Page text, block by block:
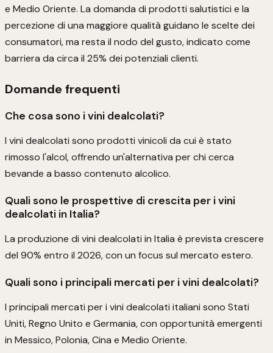
e Medio Oriente. La domanda di prodotti salutistici e la
percezione di una maggiore qualità guidano le scelte dei
consumatori, ma resta il nodo del gusto, indicato come
barriera da circa il 25% dei potenziali clienti.
Domande frequenti
Che cosa sono i vini dealcolati?
I vini dealcolati sono prodotti vinicoli da cui è stato
rimosso l'alcol, offrendo un'alternativa per chi cerca
bevande a basso contenuto alcolico.
Quali sono le prospettive di crescita per i vini
dealcolati in Italia?
La produzione di vini dealcolati in Italia è prevista crescere
del 90% entro il 2026, con un focus sul mercato estero.
Quali sono i principali mercati per i vini dealcolati?
I principali mercati per i vini dealcolati italiani sono Stati
Uniti, Regno Unito e Germania, con opportunità emergenti
in Messico, Polonia, Cina e Medio Oriente.